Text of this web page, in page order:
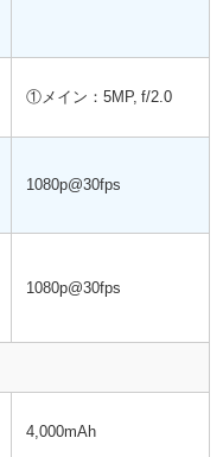
①メイン：5MP, f/2.0
1080p@30fps
1080p@30fps
4,000mAh